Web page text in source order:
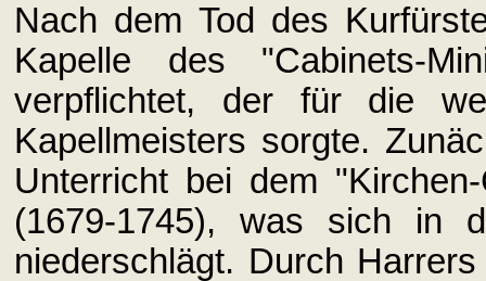
Nach dem Tod des
Kapelle des "Cabinets-
verpflichtet, der für die
Kapellmeisters sorgte.
Unterricht bei dem
(1679-1745), was sich in
niederschlägt. Durch